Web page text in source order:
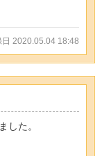
日 2020.05.04 18:48
した。